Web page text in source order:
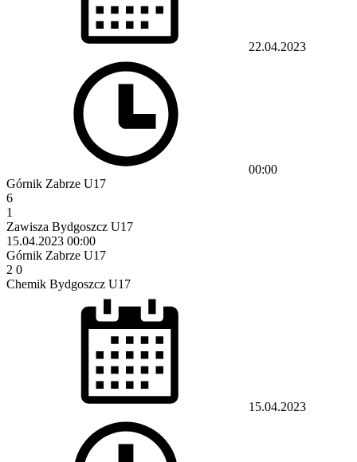
22.04.2023
00:00
Górnik Zabrze U17
6
1
Zawisza Bydgoszcz U17
15.04.2023 00:00
Górnik Zabrze U17
2 0
Chemik Bydgoszcz U17
15.04.2023